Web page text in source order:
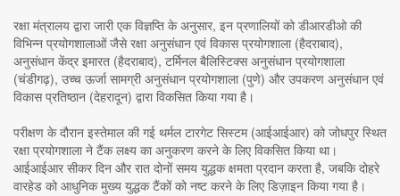
रक्षा मंत्रालय द्वारा जारी एक विज्ञप्ति के अनुसार, इन प्रणालियों को डीआरडीओ की
विभिन्न प्रयोगशालाओं जैसे रक्षा अनुसंधान एवं विकास प्रयोगशाला (हैदराबाद),
अनुसंधान केंद्र इमारत (हैदराबाद), टर्मिनल बैलिस्टिक्स अनुसंधान प्रयोगशाला
(चंडीगढ़), उच्च ऊर्जा सामग्री अनुसंधान प्रयोगशाला (पुणे) और उपकरण अनुसंधान एवं
विकास प्रतिष्ठान (देहरादून) द्वारा विकसित किया गया है।
परीक्षण के दौरान इस्तेमाल की गई थर्मल टारगेट सिस्टम (आईआईआर) को जोधपुर स्थित
रक्षा प्रयोगशाला ने टैंक लक्ष्य का अनुकरण करने के लिए विकसित किया था।
आईआईआर सीकर दिन और रात दोनों समय युद्धक क्षमता प्रदान करता है, जबकि दोहरे
वारहेड को आधुनिक मुख्य युद्धक टैंकों को नष्ट करने के लिए डिज़ाइन किया गया है।